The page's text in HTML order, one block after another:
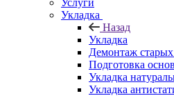
Укладка
Назад
Укладка
Демонтаж
Подготовка
Укладка
Укладка